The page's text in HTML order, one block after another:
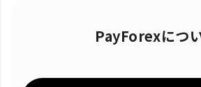
PayForexにつ